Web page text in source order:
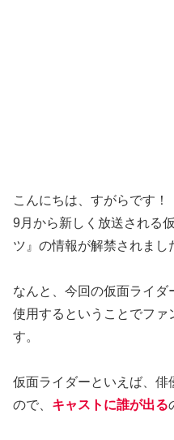
こんにちは、すがらです！
9月から新しく放送される
ツ』の情報が解禁されまし
なんと、今回の仮面ライ
使用するということでファ
す。
仮面ライダーといえば、俳
ので、 キャストに誰が出る